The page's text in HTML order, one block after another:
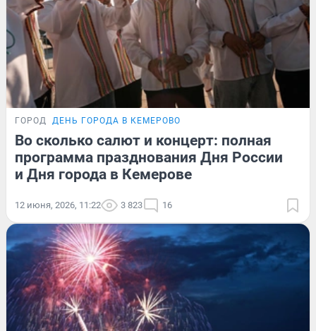
ГОРОД ДЕНЬ ГОРОДА В КЕМЕРОВО
Во сколько салют и концерт: полная
программа празднования Дня России
и Дня города в Кемерове
12 июня, 2026, 11:22 3 823 16